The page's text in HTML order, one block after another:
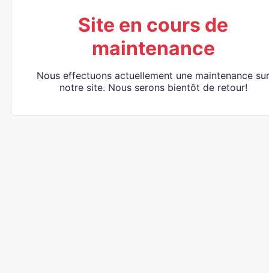
Site en cours de
maintenance
Nous effectuons actuellement une maintenance sur
notre site. Nous serons bientôt de retour!